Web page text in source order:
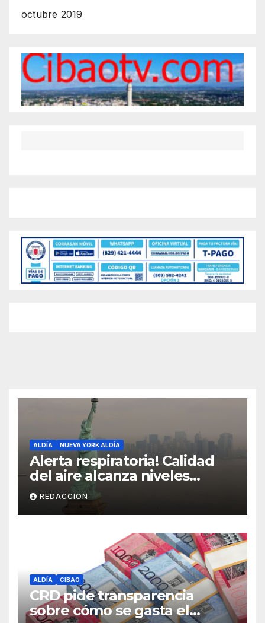
octubre 2019
ALDÍA NUEVA YORK ALDÍA
Alerta respiratoria! Calidad
del aire alcanza niveles
peligrosos en NYC
REDACCION
ALDÍA CIBAO
CRD pide transparencia
sobre cómo se gasta el